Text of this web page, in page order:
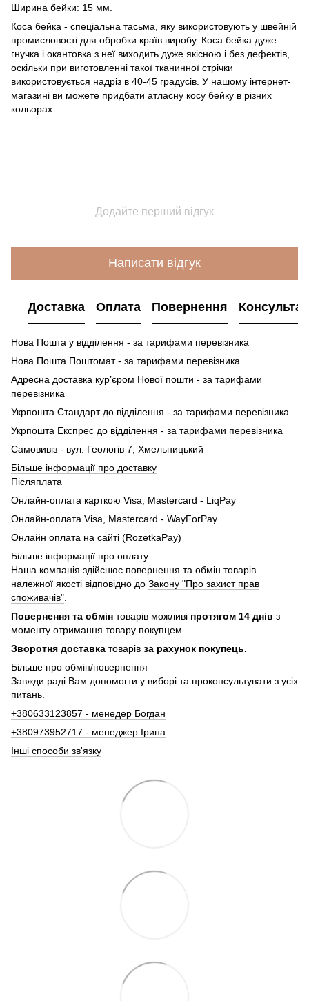
Ширина бейки: 15 мм.
Коса бейка - спеціальна тасьма, яку використовують у швейній
промисловості для обробки країв виробу. Коса бейка дуже
гнучка і окантовка з неї виходить дуже якісною і без дефектів,
оскільки при виготовленні такої тканинної стрічки
використовується надріз в 40-45 градусів. У нашому інтернет-
магазині ви можете придбати атласну косу бейку в різних
кольорах.
Додайте перший відгук
Написати відгук
Доставка Оплата Повернення
Нова Пошта у відділення - за тарифами перевізника
Нова Пошта Поштомат - за тарифами перевізника
Адресна доставка кур’єром Нової пошти - за тарифами
перевізника
Укрпошта Стандарт до відділення - за тарифами перевізника
Укрпошта Експрес до відділення - за тарифами перевізника
Самовивіз - вул. Геологів 7, Хмельницький
Більше інформації про доставку
Післяплата
Онлайн-оплата карткою Visa, Mastercard - LiqPay
Онлайн-оплата Visa, Mastercard - WayForPay
Онлайн оплата на сайті (RozetkaPay)
Більше інформації про оплату
Наша компанія здійснює повернення та обмін товарів
належної якості відповідно до Закону "Про захист прав
споживачів"
Повернення та обмін товарів можливі протягом 14 днів з
моменту отримання товару покупцем.
Зворотня доставка товарів за рахунок покупець.
Більше про обмін/повернення
Завжди раді Вам допомогти у виборі та проконсультувати з усіх
питань.
+380633123857 - менедер Богдан
+380973952717 - менеджер Ірина
Інші способи зв'язку